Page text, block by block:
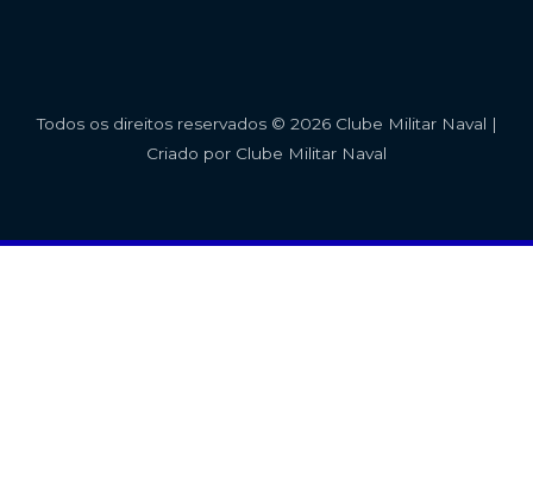
Todos os direitos reservados © 2026 Clube Militar Naval |
Criado por Clube Militar Naval